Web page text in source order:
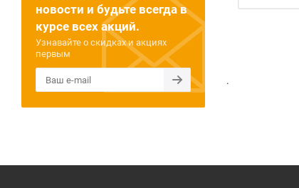
.
новости и будьте всегда в
курсе всех акций.
Узнавайте о скидках и акциях
первым